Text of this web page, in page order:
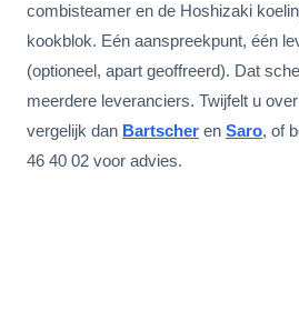
combisteamer en de Hoshizaki
kookblok. Eén aanspreekpunt, één
(optioneel, apart geoffreerd). Dat
meerdere leveranciers. Twijfelt u
vergelijk dan Bartscher en Saro, of
46 40 02 voor advies.